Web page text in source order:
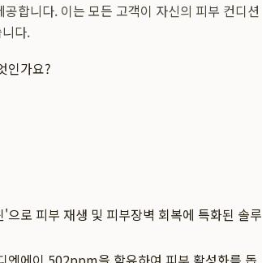
합니다. 이는 모든 고객이 자신의 피부 컨디션
다.
인가요?
로 피부 재생 및 피부장벽 회복에 특화된 솔루